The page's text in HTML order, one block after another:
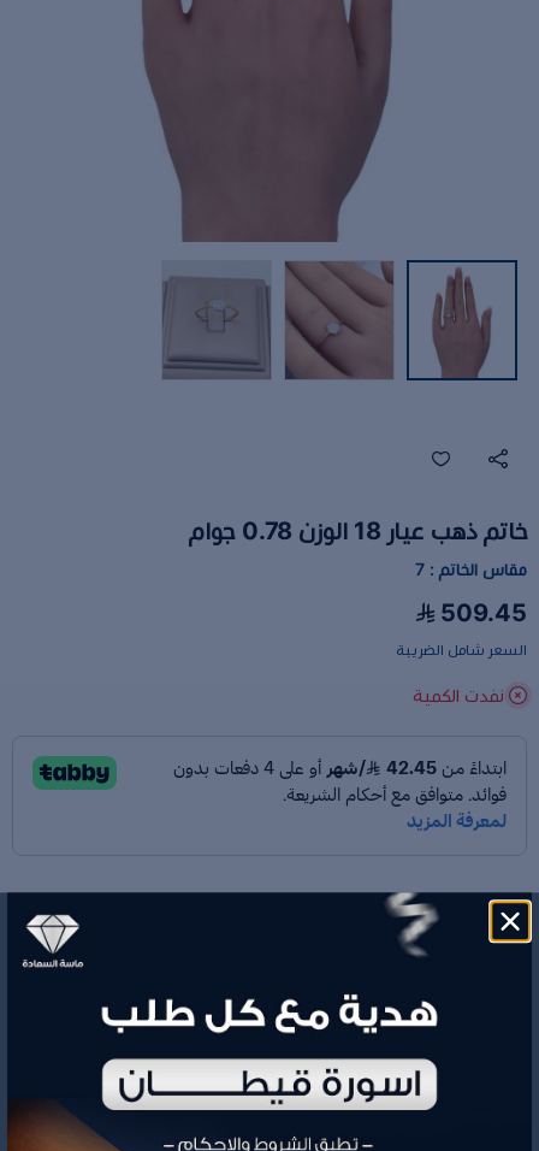
خاتم ذهب عيار 18 الوزن 0.78 جوام
مقاس الخاتم : 7
509.45
السعر شامل الضريبة
نفدت الكمية
رقم الموديل H2067
509.45